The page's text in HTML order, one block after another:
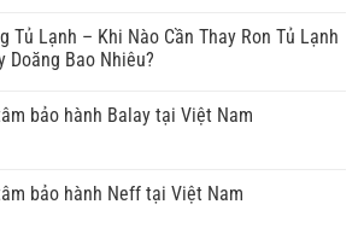
Tủ Lạnh – Khi Nào Cần Thay Ron Tủ Lạnh
Doăng Bao Nhiêu?
bảo hành Balay tại Việt Nam
bảo hành Neff tại Việt Nam